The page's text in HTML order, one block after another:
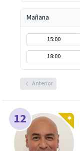
Mañana
15:00
18:00
Anterior
12